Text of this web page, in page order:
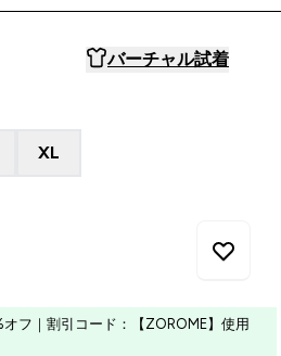
バーチャル試着
XL
フ｜割引コード：【ZOROME】使用